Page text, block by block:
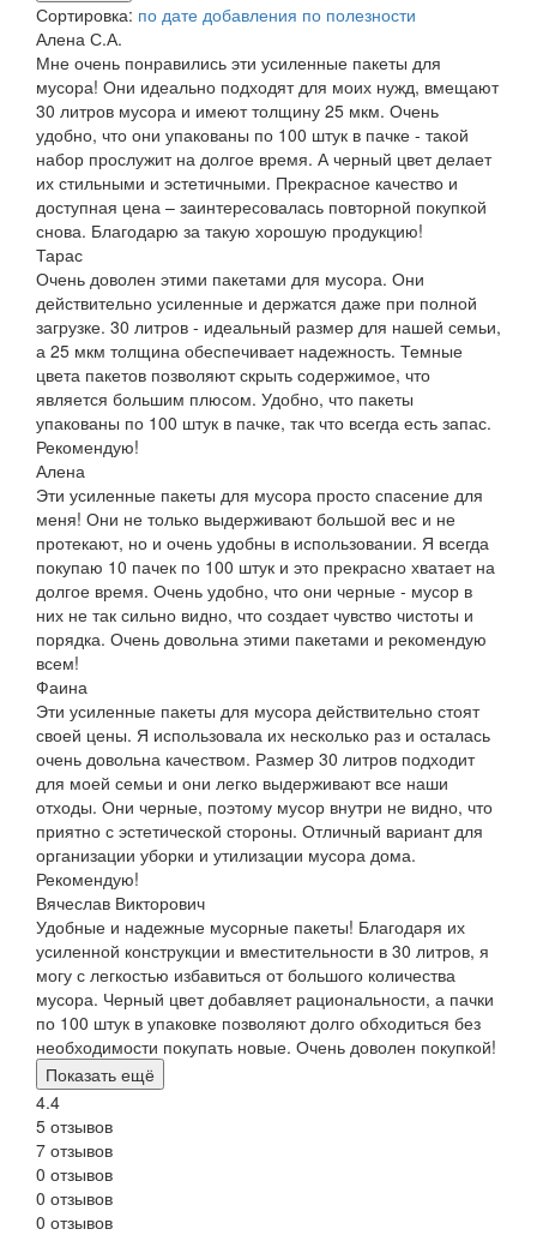
Сортировка: по дате добавления по полезности
Алена С.А.
Мне очень понравились эти усиленные пакеты для
мусора! Они идеально подходят для моих нужд, вмещают
30 литров мусора и имеют толщину 25 мкм. Очень
удобно, что они упакованы по 100 штук в пачке - такой
набор прослужит на долгое время. А черный цвет делает
их стильными и эстетичными. Прекрасное качество и
доступная цена – заинтересовалась повторной покупкой
снова. Благодарю за такую хорошую продукцию!
Тарас
Очень доволен этими пакетами для мусора. Они
действительно усиленные и держатся даже при полной
загрузке. 30 литров - идеальный размер для нашей семьи,
а 25 мкм толщина обеспечивает надежность. Темные
цвета пакетов позволяют скрыть содержимое, что
является большим плюсом. Удобно, что пакеты
упакованы по 100 штук в пачке, так что всегда есть запас.
Рекомендую!
Алена
Эти усиленные пакеты для мусора просто спасение для
меня! Они не только выдерживают большой вес и не
протекают, но и очень удобны в использовании. Я всегда
покупаю 10 пачек по 100 штук и это прекрасно хватает на
долгое время. Очень удобно, что они черные - мусор в
них не так сильно видно, что создает чувство чистоты и
порядка. Очень довольна этими пакетами и рекомендую
всем!
Фаина
Эти усиленные пакеты для мусора действительно стоят
своей цены. Я использовала их несколько раз и осталась
очень довольна качеством. Размер 30 литров подходит
для моей семьи и они легко выдерживают все наши
отходы. Они черные, поэтому мусор внутри не видно, что
приятно с эстетической стороны. Отличный вариант для
организации уборки и утилизации мусора дома.
Рекомендую!
Вячеслав Викторович
Удобные и надежные мусорные пакеты! Благодаря их
усиленной конструкции и вместительности в 30 литров, я
могу с легкостью избавиться от большого количества
мусора. Черный цвет добавляет рациональности, а пачки
по 100 штук в упаковке позволяют долго обходиться без
необходимости покупать новые. Очень доволен покупкой!
Показать ещё
4.4
5 отзывов
7 отзывов
0 отзывов
0 отзывов
0 отзывов